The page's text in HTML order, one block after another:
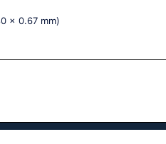
x 0.67 mm)